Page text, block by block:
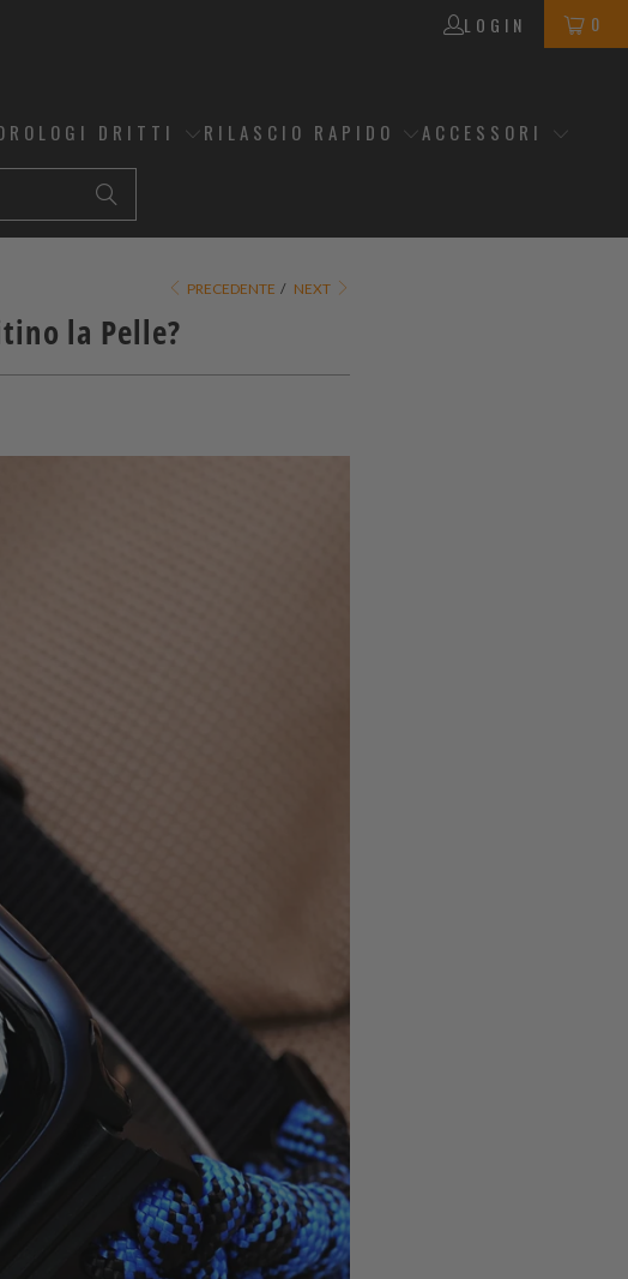
LOGIN 0
DRITTI RILASCIO RAPIDO ACCESSORI
PRECEDENTE / NEXT
la Pelle?